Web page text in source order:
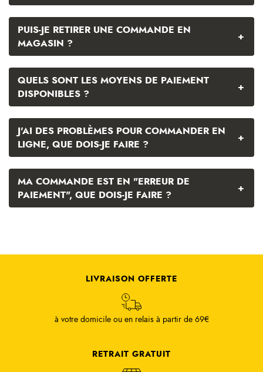
+
PUIS-JE RETIRER UNE COMMANDE EN
MAGASIN ?
+
QUELS SONT LES MOYENS DE PAIEMENT
DISPONIBLES ?
+
J'AI DES PROBLÈMES POUR COMMANDER EN
LIGNE, QUE DOIS-JE FAIRE ?
+
MA COMMANDE EST EN "ERREUR DE
PAIEMENT", QUE DOIS-JE FAIRE ?
LIVRAISON OFFERTE
à votre domicile ou en relais à partir de 69€
RETRAIT GRATUIT